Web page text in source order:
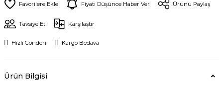
Fiyatı Düşünce Haber Ver Ürünü Paylaş
Tavsiye Et Karşılaştır
Hızlı Gönderi Kargo Bedava
Ürün Bilgisi